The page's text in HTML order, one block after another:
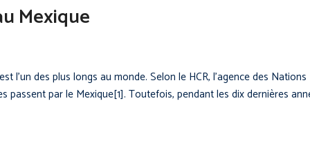
Mexique
l’un des plus longs au monde. Selon le HCR, l’agence des Nations
par le Mexique[1]. Toutefois, pendant les dix dernières